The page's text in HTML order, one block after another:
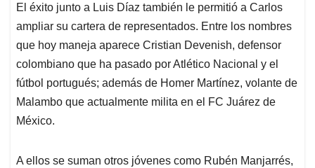
El éxito junto a Luis Díaz también le permitió a Carlos
ampliar su cartera de representados. Entre los nombres
que hoy maneja aparece Cristian Devenish, defensor
colombiano que ha pasado por Atlético Nacional y el
fútbol portugués; además de Homer Martínez, volante de
Malambo que actualmente milita en el FC Juárez de
México.
A ellos se suman otros jóvenes como Rubén Manjarrés,